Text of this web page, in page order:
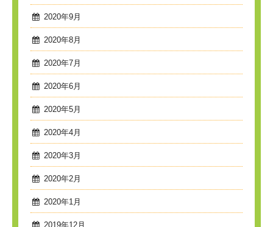
2020年9月
2020年8月
2020年7月
2020年6月
2020年5月
2020年4月
2020年3月
2020年2月
2020年1月
2019年12月